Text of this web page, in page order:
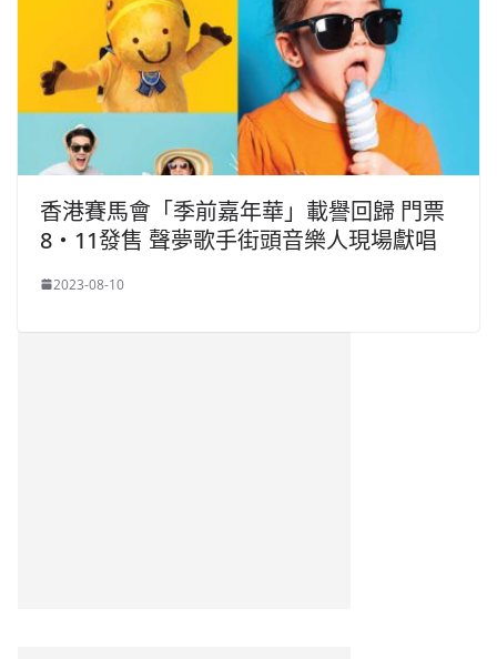
香港賽馬會「季前嘉年華」載譽回歸 門票
8‧11發售 聲夢歌手街頭音樂人現場獻唱
2023-08-10